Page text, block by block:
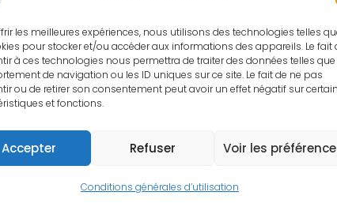
les meilleures expériences, nous utilisons des technologies telles
pour stocker et/ou accéder aux informations des appareils. Le fait
à ces technologies nous permettra de traiter des données telles que
de navigation ou les ID uniques sur ce site. Le fait de ne pas
ou de retirer son consentement peut avoir un effet négatif sur
et fonctions.
Accepter Refuser Voir les
Conditions générales d’utilisation
aux membres de la